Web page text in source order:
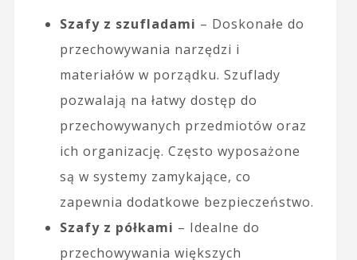
Szafy z szufladami – Doskonałe do
przechowywania narzędzi i
materiałów w porządku. Szuflady
pozwalają na łatwy dostęp do
przechowywanych przedmiotów oraz
ich organizację. Często wyposażone
są w systemy zamykające, co
zapewnia dodatkowe bezpieczeństwo.
Szafy z półkami – Idealne do
przechowywania większych